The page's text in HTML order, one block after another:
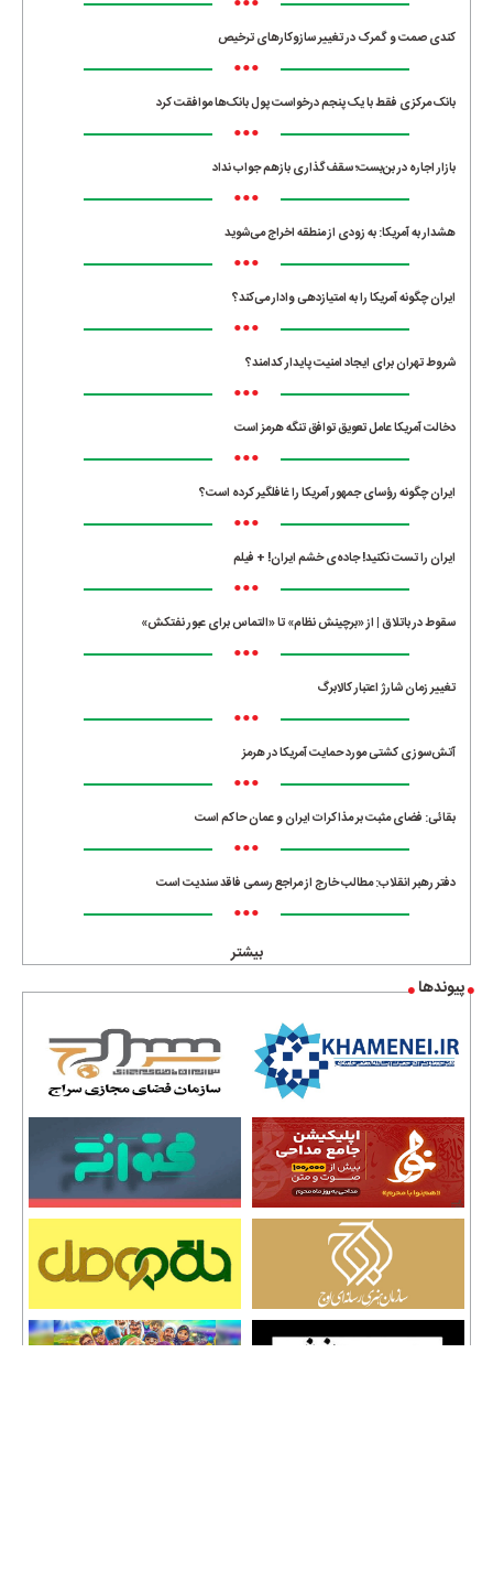
کندی صمت و گمرک در تغییر سازوکارهای ترخیص
•••
بانک مرکزی فقط با یک‌ پنجم درخواست پول بانک‌ها موافقت کرد
•••
بازار اجاره در بن‌بست؛ سقف‌گذاری بازهم جواب نداد
•••
هشدار به آمریکا: به زودی از منطقه اخراج می‌شوید
•••
ایران چگونه آمریکا را به امتیازدهی وادار می‌کند؟
•••
شروط تهران برای ایجاد امنیت پایدار کدامند؟
•••
دخالت آمریکا عامل تعویق توافق تنگه هرمز است
•••
ایران چگونه رؤسای جمهور آمریکا را غافلگیر کرده است؟
•••
ایران را تست نکنید! جاده‌ی خشم ایران! + فیلم
•••
سقوط در باتلاق | از «برچینش نظام» تا «التماس برای عبور نفتکش»
•••
تغییر زمان شارژ اعتبار کالابرگ
•••
آتش‌سوزی کشتی مورد حمایت آمریکا در هرمز
•••
بقائی: فضای مثبت بر مذاکرات ایران و عمان حاکم است
•••
دفتر رهبر انقلاب: مطالب خارج از مراجع رسمی فاقد سندیت است
•••
بیشتر
پیوندها